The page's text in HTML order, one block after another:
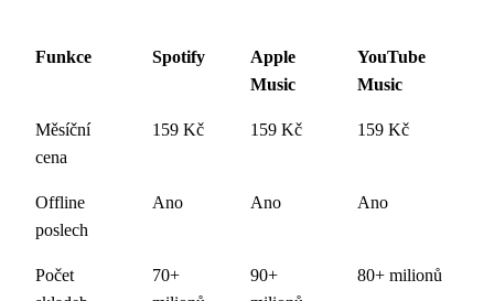
Funkce Spotify
Apple
Music
YouTube
Music
Měsíční
cena
159 Kč 159 Kč 159 Kč
Offline
poslech
Ano Ano Ano
Počet
70+
90+
80+ milionů